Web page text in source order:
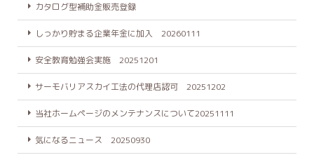
カタログ型補助金販売登録
しっかり貯まる企業年金に加入 20260111
安全教育勉強会実施 20251201
サーモバリアスカイ工法の代理店認可 20251202
当社ホームページのメンテナンスについて20251111
気になるニュース 20250930